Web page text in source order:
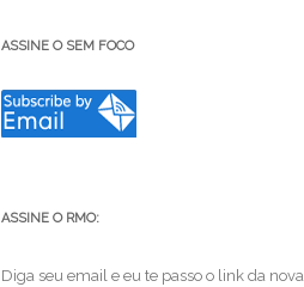
ASSINE O SEM FOCO
ASSINE O RMO:
Diga seu email e eu te passo o link da nova